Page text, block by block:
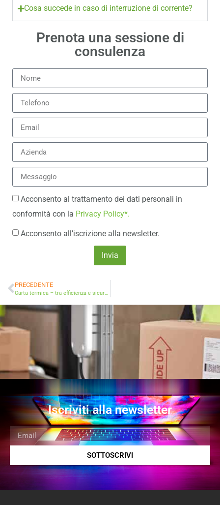
Cosa succede in caso di interruzione di corrente?
Prenota una sessione di
consulenza
Acconsento al trattamento dei dati personali in
conformità con la Privacy Policy*.
Acconsento all’iscrizione alla newsletter.
Invia
PRECEDENTE
Carta termica – tra efficienza e sicurezza: una guida completa all’uso e alla conformità senza sostanze chimiche nocive
Iscriviti alla newsletter
SOTTOSCRIVI